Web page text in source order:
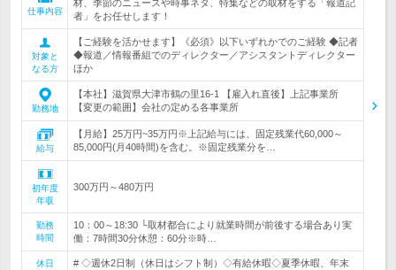
仕事内容
材、季節のニュースや時事ネタ、特集などの取材をする「報道記
者」をお任せします！
対象と
なる方
【ご経験を活かせます】《必須》以下いずれかでのご経験 ◆記者
◆報道／情報番組でのディレクター／アシスタントディレクター
ほか
勤務地
【本社】滋賀県大津市鶴の里16-1 【雇入れ直後】上記事業所
【変更の範囲】会社の定める各事業所
給与
【月給】25万円~35万円※上記給与には、固定残業代60,000～
85,000円(月40時間)を含む。※固定残業分を…
初年度
年収
300万円～480万円
勤務
時間
10：00～18:30 └取材都合により就業時間が前後する場合あり実
働：7時間30分休憩：60分※時…
休日
# ◇週休2日制（休日はシフト制）◇有給休暇◇夏季休暇、年末